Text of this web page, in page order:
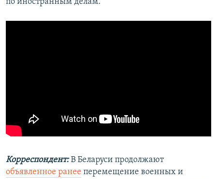
по иностранным делам.
Корреспондент:В Беларуси продолжают
объявленное ранее перемещение военных и